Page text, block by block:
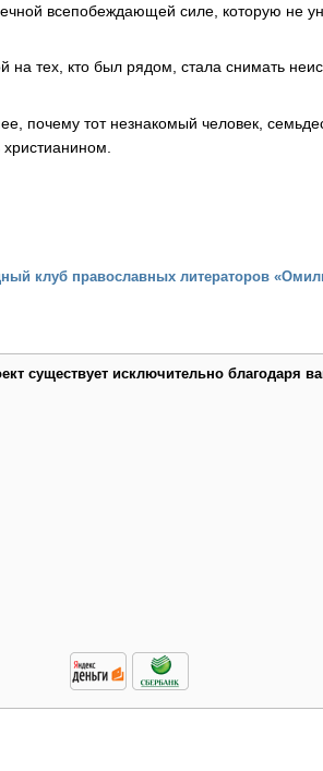
всепобеждающей силе, которую не
на тех, кто был рядом, стала снимать
почему тот незнакомый человек,
клуб православных литераторов
существует исключительно благодаря